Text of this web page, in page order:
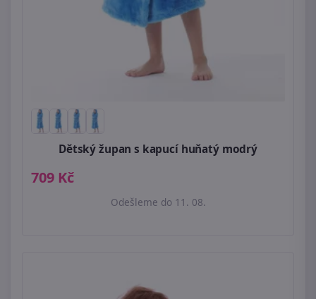
Dětský župan s kapucí huňatý modrý
709 Kč
Odešleme do 11. 08.